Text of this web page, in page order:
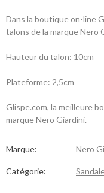
Dans la boutique on-line
talons de la marque Nero
Hauteur du talon: 10cm
Plateforme: 2,5cm
Glispe.com, la meilleure
marque Nero Giardini.
Marque: Nero
Catégorie: